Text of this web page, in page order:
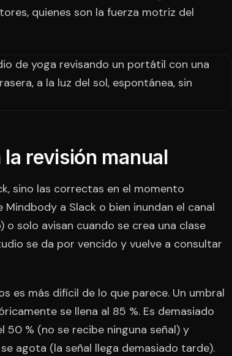
quienes son la fuerza motriz del
revisión manual
sino las correctas en el momento
a Slack o bien inundan el canal
solo avisan cuando se crea una clase
se da por vencido y vuelve a consultar
es más difícil de lo que parece. Un umbral
se llena al 85 %. Es demasiado
% (no se recibe ninguna señal) y
agota (la señal llega demasiado tarde).